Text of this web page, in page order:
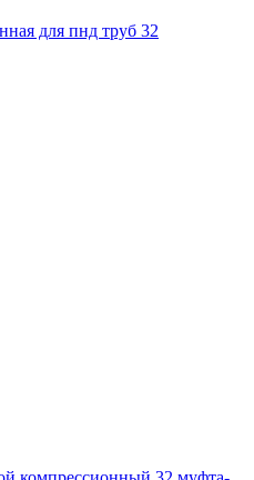
для пнд труб 32